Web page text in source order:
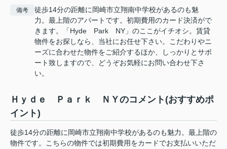
備考
徒歩14分の距離に岡崎市立翔南中学校があるのも魅
力。最上階のアパートです。初期費用のカード決済がで
きます。「Hyde Park NY」のここがイチオシ。賃貸
物件をお探しなら、当社にお任せ下さい。こだわりやニ
ーズに合わせた物件をご紹介するほか、しっかりとサポ
ート致しますので、どうぞお気軽にお問い合わせ下さ
い。
Ｈｙｄｅ Ｐａｒｋ ＮＹのコメント(おすすめポ
イント)
徒歩14分の距離に岡崎市立翔南中学校があるのも魅力。最上階の
物件です。こちらの物件では初期費用をカードでお支払いいただ